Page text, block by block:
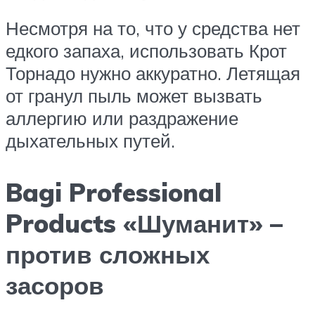
Несмотря на то, что у средства нет
едкого запаха, использовать Крот
Торнадо нужно аккуратно. Летящая
от гранул пыль может вызвать
аллергию или раздражение
дыхательных путей.
Bagi Professional
Products «Шуманит» –
против сложных
засоров